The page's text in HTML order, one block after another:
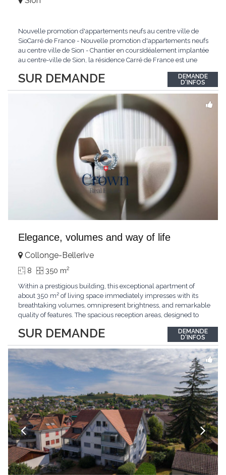
SUR DEMANDE
Nouvelle promotion d'appartements neufs au centre ville de
SioCarré de France - Nouvelle promotion d'appartements neufs
au centre ville de Sion - Chantier en coursIdéalement implantée
au centre-ville de Sion, la résidence Carré de France est une
contemporaine, qualité de vie et emplacement privilégié.Ce
projet d'envergure comprend 38...
DEMANDE
D'INFOS
Elegance, volumes and way of life
SUR DEMANDE
Collonge-Bellerive
8 350 m2
Within a prestigious building, this exceptional apartment of
about 350 m² of living space immediately impresses with its
breathtaking volumes, omnipresent brightness, and remarkable
quality of features. The spacious reception areas, designed to
outdoor spaces bathed in greenery. The bedrooms also have
direct access to the outdoors, offering...
DEMANDE
D'INFOS